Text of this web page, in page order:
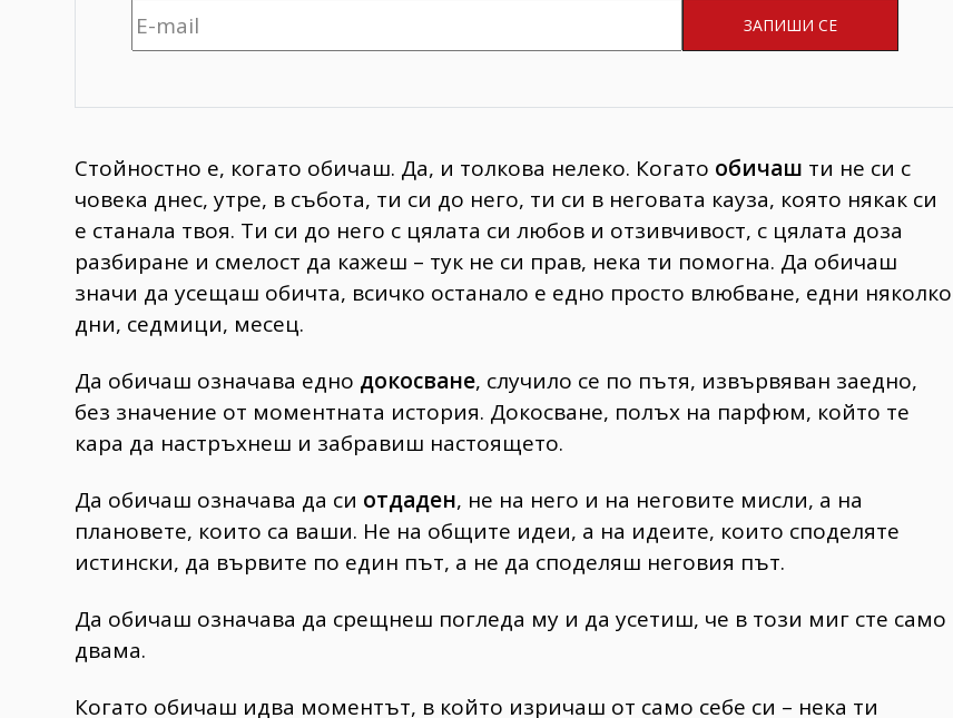
Стойностно е, когато обичаш. Да, и толкова нелеко. Когато обичаш ти не си с
човека днес, утре, в събота, ти си до него, ти си в неговата кауза, която някак си
е станала твоя. Ти си до него с цялата си любов и отзивчивост, с цялата доза
разбиране и смелост да кажеш – тук не си прав, нека ти помогна. Да обичаш
значи да усещаш обичта, всичко останало е едно просто влюбване, едни няколко
дни, седмици, месец.
Да обичаш означава едно докосване, случило се по пътя, извървяван заедно,
без значение от моментната история. Докосване, полъх на парфюм, който те
кара да настръхнеш и забравиш настоящето.
Да обичаш означава да си отдаден, не на него и на неговите мисли, а на
плановете, които са ваши. Не на общите идеи, а на идеите, които споделяте
истински, да вървите по един път, а не да споделяш неговия път.
Да обичаш означава да срещнеш погледа му и да усетиш, че в този миг сте само
двама.
Когато обичаш идва моментът, в който изричаш от само себе си – нека ти